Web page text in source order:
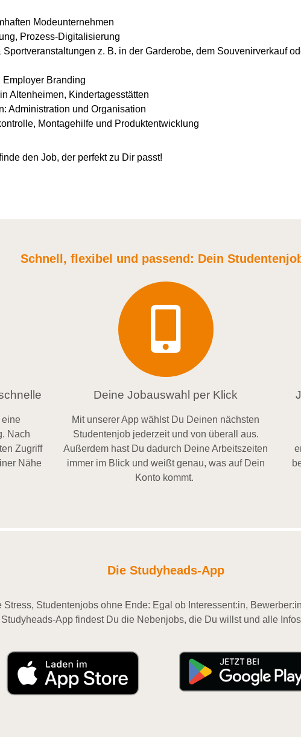
Modeunternehmen
Prozess-Digitalisierung
Sportveranstaltungen z. B. in der Garderobe, dem Souvenirverkauf
Branding
Altenheimen, Kindertagesstätten
Administration und Organisation
Montagehilfe und Produktentwicklung
den Job, der perfekt zu Dir passt!
Schnell, flexibel und passend: Dein Student
eine
Nach
Zugriff
Nähe
Deine Jobauswahl per Klick
Mit unserer App wählst Du Deinen nächsten
Studentenjob jederzeit und von überall aus.
Außerdem hast Du dadurch Deine Arbeitszeiten
immer imBlick und weißtgenau, was auf Dein
Konto kommt.
Die Studyheads-App
Stress, Studentenjobs ohne Ende: Egal ob Interessent:in,
App findest Du die Nebenjobs, die Du willst und alle